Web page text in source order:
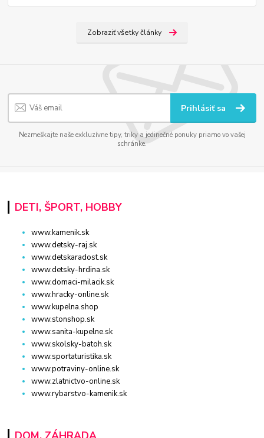
Zobraziť všetky články
Prihlásiť sa
Nezmeškajte naše exkluzívne tipy, triky a jedinečné ponuky priamo vo vašej
schránke.
DETI, ŠPORT, HOBBY
www.kamenik.sk
www.detsky-raj.sk
www.detskaradost.sk
www.detsky-hrdina.sk
www.domaci-milacik.sk
www.hracky-online.sk
www.kupelna.shop
www.stonshop.sk
www.sanita-kupelne.sk
www.skolsky-batoh.sk
www.sportaturistika.sk
www.potraviny-online.sk
www.zlatnictvo-online.sk
www.rybarstvo-kamenik.sk